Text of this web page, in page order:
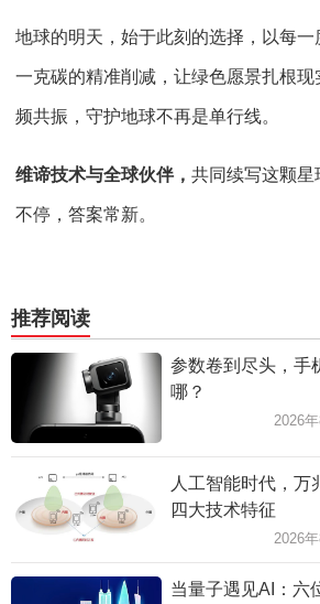
地球的明天，始于此刻的选择，以每
一克碳的精准削减，让绿色愿景扎根现
频共振，守护地球不再是单行线。
维谛技术与全球伙伴， 共同续写这颗星
不停，答案常新。
推荐阅读
参数卷到尽头，手
哪？
2026
人工智能时代，万
四大技术特征
2026
当量子遇见AI：六